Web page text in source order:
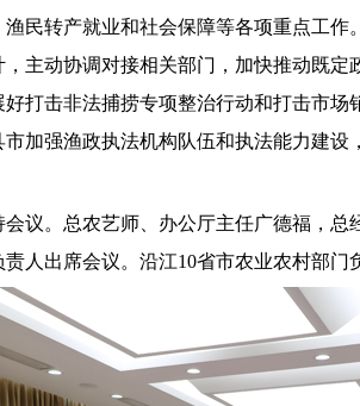
民转产就业和社会保障等各项重点工
主动协调对接相关部门，加快推动既
打击非法捕捞专项整治行动和打击市
加强渔政执法机构队伍和执法能力建
议。总农艺师、办公厅主任广德福，
人出席会议。沿江10省市农业农村部门